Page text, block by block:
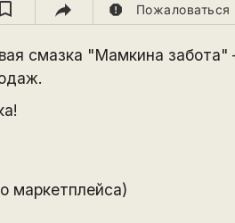
report Пожаловаться
смазка "Мамкина
маркетплейса)